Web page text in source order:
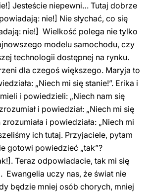
Jesteście niepewni… Tutaj dobrze
nie!] Nie słychać, co się
nie!] Wielkość polega nie tylko
modelu samochodu, czy
technologii dostępnej na rynku.
dla czegoś większego. Maryja to
„Niech mi się stanie!”. Erika i
i powiedzieli: „Niech nam się
i powiedział: „Niech mi się
zrozumiała i powiedziała: „Niech mi
ich tutaj. Przyjaciele, pytam
gotowi powiedzieć „tak”?
Teraz odpowiadacie, tak mi się
Ewangelia uczy nas, że świat nie
będzie mniej osób chorych, mniej